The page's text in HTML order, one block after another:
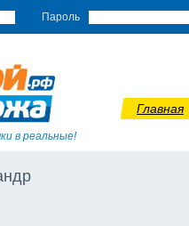
Пароль
в реальные!
Главная